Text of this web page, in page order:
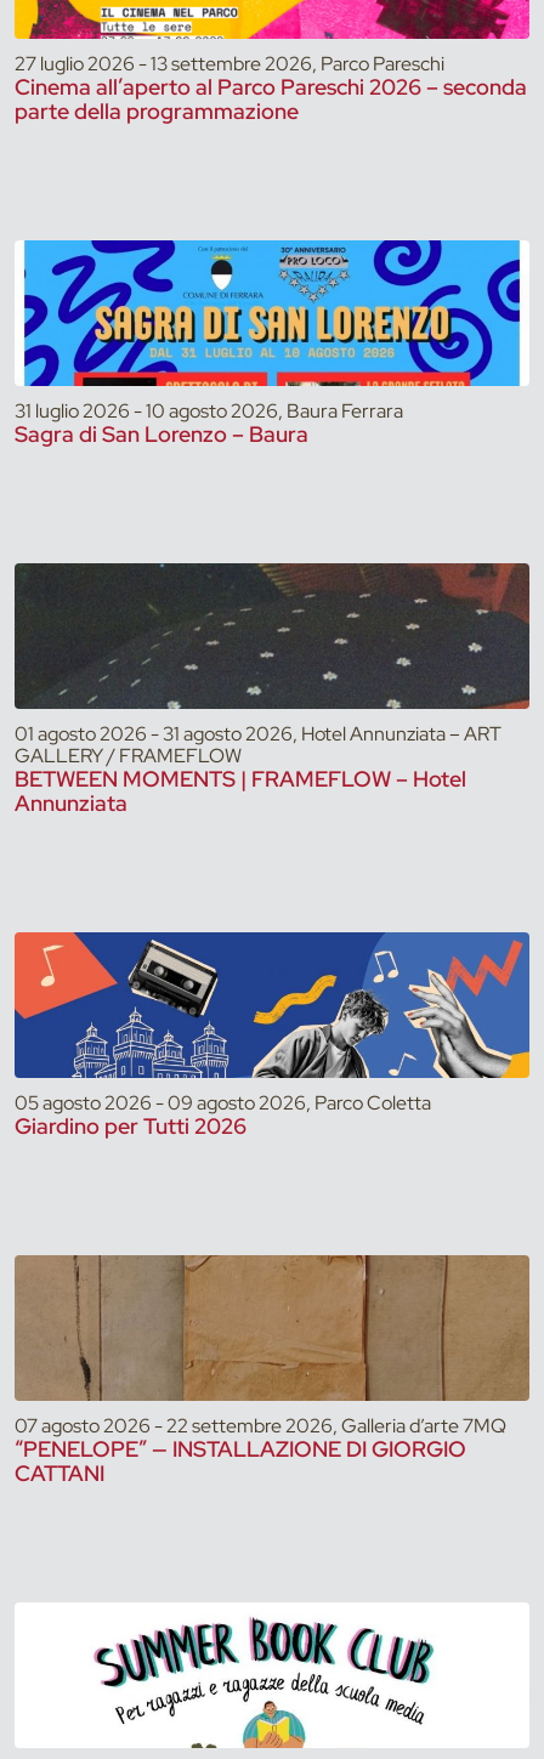
27 luglio 2026 - 13 settembre 2026, Parco Pareschi
Cinema all’aperto al Parco Pareschi 2026 – seconda
parte della programmazione
31 luglio 2026 - 10 agosto 2026, Baura Ferrara
Sagra di San Lorenzo – Baura
01 agosto 2026 - 31 agosto 2026, Hotel Annunziata – ART
GALLERY / FRAMEFLOW
BETWEEN MOMENTS | FRAMEFLOW – Hotel
Annunziata
05 agosto 2026 - 09 agosto 2026, Parco Coletta
Giardino per Tutti 2026
07 agosto 2026 - 22 settembre 2026, Galleria d’arte 7MQ
“PENELOPE” — INSTALLAZIONE DI GIORGIO
CATTANI